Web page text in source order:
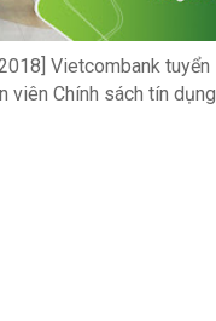
Vietcombank tuyển
viên Chính sách tín dụng